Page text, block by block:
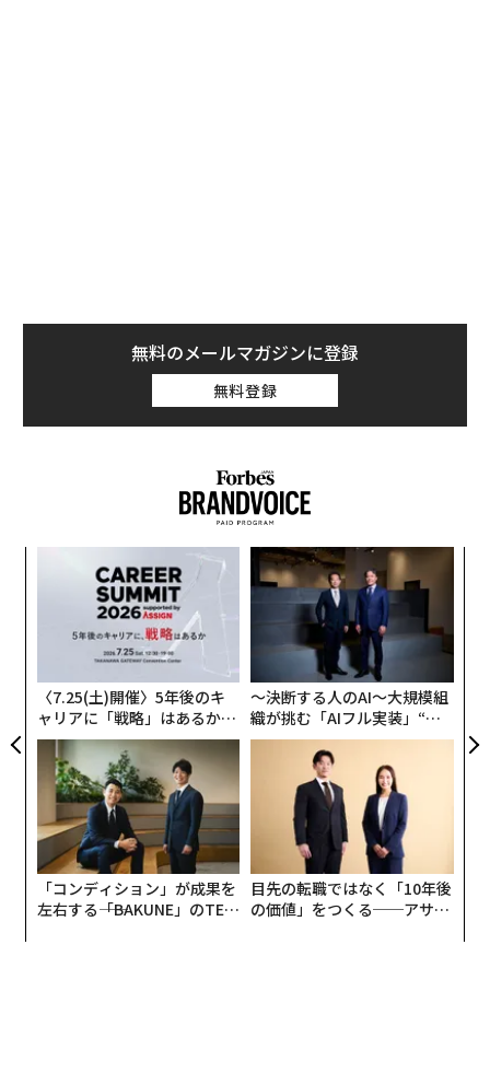
実は行方不明者専門データベース「
チャーリー・プロジェクト
」が、データ上ではだが、衛
星画像ですでに2007年からその車を捉え得ていたとい
う。地元当局は、ウィリアムが車の制御を失い、湖に転
落したのではないかとみているが、この仮説を裏付ける
先行証拠はない。今回の発見は、ウィリアムの家族にと
って、捜査に一旦収拾をつけるものとなったが、ウィリ
アムの失踪当時の状況は未だに明らかにされておらず、
時がいくら経過しようと行方不明者であることが確認さ
れただけであった。警察の広報担当者テレーズ・バーベ
ラは以下のように述べる。「我々が知り得るのは、彼が
行方不明になり、そして今、発見されたということだけ
です」。
この事例は、たとえそれが長らく解明できなかったもの
無料のメールマガジンに登録
無料登録
〈7.25(土)開催〉5年後のキ
ャリアに「戦略」はあるか。
トップエグゼクティブのキャ
リアに触れる1日│CAREER S
UMMIT 2026
〜決断する人のAI〜大規模組
織が挑む「AIフル実装」“使
う”企業から“動く”企業へ【N
TTドコモビジネス×PwC】
「コンディション」が成果を
左右する――「BAKUNE」のTEN
目先の転職ではなく「10年後
の価値」をつくる──アサイ